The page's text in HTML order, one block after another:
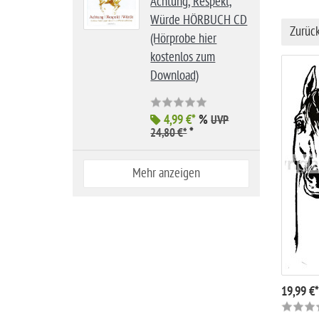
t
19,99 €*
Würde HÖRBUCH CD
(Hörprobe hier
kostenlos zum
Download)
4,99 €*% UVP
24,80 €**
Mehr anzeigen